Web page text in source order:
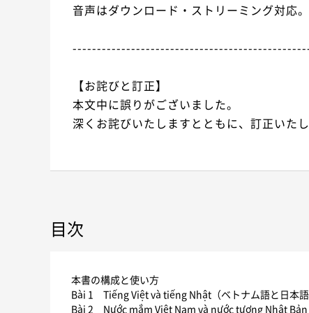
音声はダウンロード・ストリーミング対応。
【お詫びと訂正】
本文中に誤りがございました。
深くお詫びいたしますとともに、訂正いた
目次
本書の構成と使い方
Bài 1 Tiếng Việt và tiếng Nhật（ベトナム語と日本語
Bài 2 Nước mắm Việt Nam và nước tương Nhật Bản